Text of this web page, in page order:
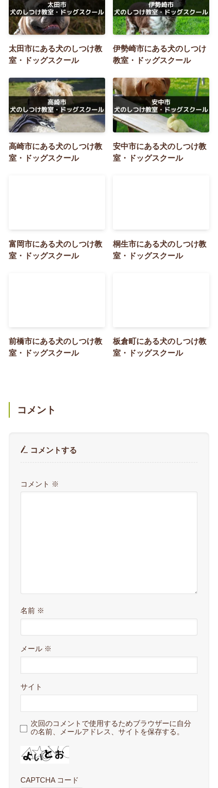
太田市にある犬のしつけ教
室・ドッグスクール
伊勢崎市にある犬のしつけ
教室・ドッグスクール
高崎市にある犬のしつけ教
室・ドッグスクール
安中市にある犬のしつけ教
室・ドッグスクール
富岡市にある犬のしつけ教
室・ドッグスクール
桐生市にある犬のしつけ教
室・ドッグスクール
前橋市にある犬のしつけ教
室・ドッグスクール
板倉町にある犬のしつけ教
室・ドッグスクール
コメント
コメントする
コメント ※
名前 ※
メール ※
サイト
次回のコメントで使用するためブラウザーに自分
の名前、メールアドレス、サイトを保存する。
CAPTCHA コード